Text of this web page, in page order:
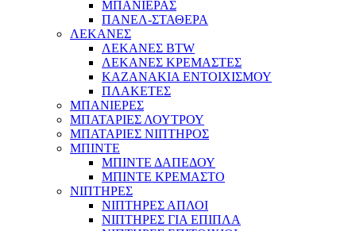
ΜΠΑΝΙΕΡΑΣ
ΠΑΝΕΛ-ΣΤΑΘΕΡΑ
ΛΕΚΑΝΕΣ
ΛΕΚΑΝΕΣ BTW
ΛΕΚΑΝΕΣ ΚΡΕΜΑΣΤΕΣ
ΚΑΖΑΝΑΚΙΑ ΕΝΤΟΙΧΙΣΜΟΥ
ΠΛΑΚΕΤΕΣ
ΜΠΑΝΙΕΡΕΣ
ΜΠΑΤΑΡΙΕΣ ΛΟΥΤΡΟΥ
ΜΠΑΤΑΡΙΕΣ ΝΙΠΤΗΡΟΣ
ΜΠΙΝΤΕ
ΜΠΙΝΤΕ ΔΑΠΕΔΟΥ
ΜΠΙΝΤΕ ΚΡΕΜΑΣΤΟ
ΝΙΠΤΗΡΕΣ
ΝΙΠΤΗΡΕΣ ΑΠΛΟΙ
ΝΙΠΤΗΡΕΣ ΓΙΑ ΕΠΙΠΛΑ